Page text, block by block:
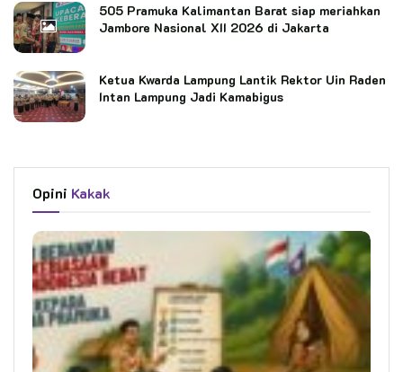
505 Pramuka Kalimantan Barat siap meriahkan
Jambore Nasional XII 2026 di Jakarta
Ketua Kwarda Lampung Lantik Rektor Uin Raden
Intan Lampung Jadi Kamabigus
Opini Kakak